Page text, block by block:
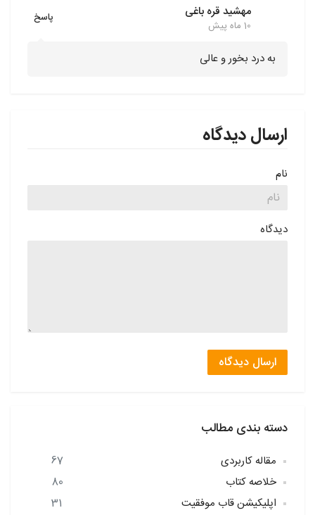
دسته بندی مطالب
مقاله کاربردی
67
خلاصه کتاب
80
اپلیکیشن قاب موفقیت
31
مهشید قره باغی
10 ماه پیش
پاسخ
به درد بخور و عالی
ارسال دیدگاه
نام
دیدگاه
ارسال دیدگاه